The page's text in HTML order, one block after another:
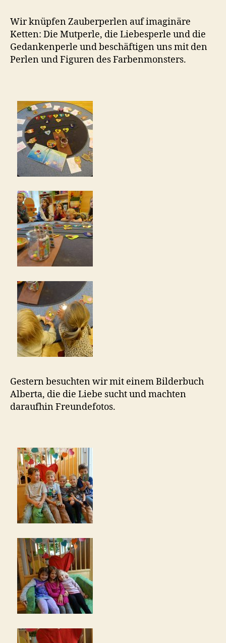
Wir knüpfen Zauberperlen auf imaginäre
Ketten: Die Mutperle, die Liebesperle und die
Gedankenperle und beschäftigen uns mit den
Perlen und Figuren des Farbenmonsters.
Gestern besuchten wir mit einem Bilderbuch
Alberta, die die Liebe sucht und machten
daraufhin Freundefotos.